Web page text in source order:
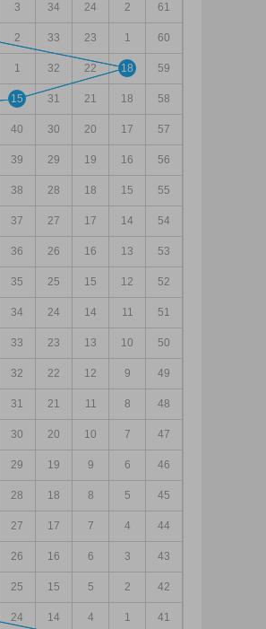
3 34 24 2 61
2 33 23 1 60
1 32 22 18 59
15 31 21 18 58
40 30 20 17 57
39 29 19 16 56
38 28 18 15 55
37 27 17 14 54
36 26 16 13 53
35 25 15 12 52
34 24 14 11 51
33 23 13 10 50
32 22 12 9 49
31 21 11 8 48
30 20 10 7 47
29 19 9 6 46
28 18 8 5 45
27 17 7 4 44
26 16 6 3 43
25 15 5 2 42
24 14 4 1 41